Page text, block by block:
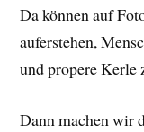
Da können auf
auferstehen,
und propere Kerle
Dann machen wir